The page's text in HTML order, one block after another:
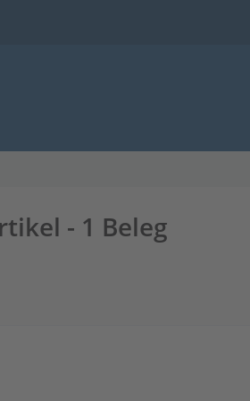
- 1 Beleg